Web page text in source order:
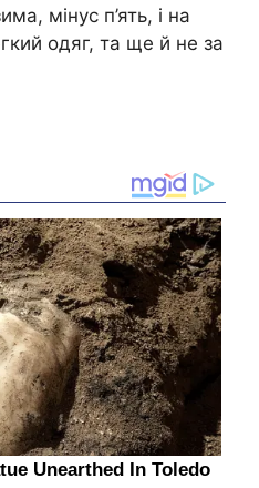
мінус п’ять, і на
одяг, та ще й не за